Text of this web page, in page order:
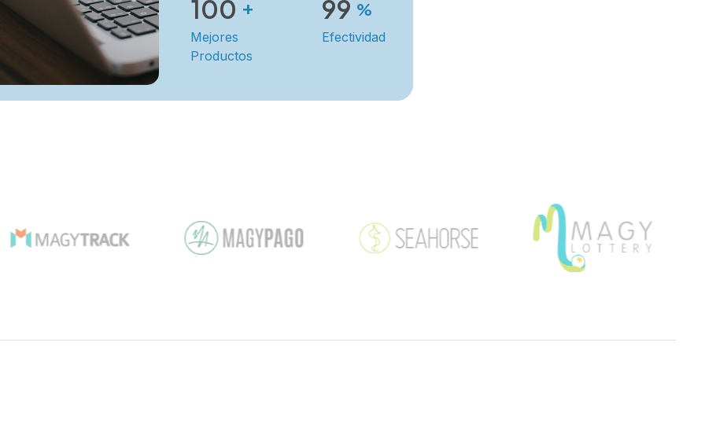
100 +
Mejores
Productos
99 %
Efectividad